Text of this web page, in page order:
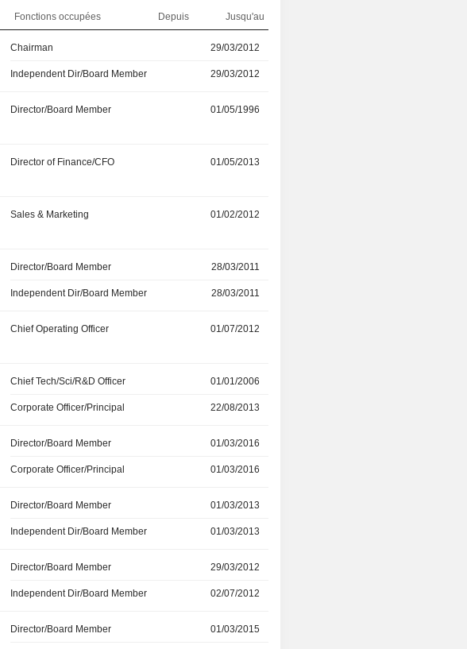
Fonctions occupées Depuis Jusqu'au
Chairman 29/03/2012
Independent Dir/Board Member 29/03/2012
Director/Board Member 01/05/1996
Director of Finance/CFO 01/05/2013
Sales & Marketing 01/02/2012
Director/Board Member 28/03/2011
Independent Dir/Board Member 28/03/2011
Chief Operating Officer 01/07/2012
Chief Tech/Sci/R&D Officer 01/01/2006
Corporate Officer/Principal 22/08/2013
Director/Board Member 01/03/2016
Corporate Officer/Principal 01/03/2016
Director/Board Member 01/03/2013
Independent Dir/Board Member 01/03/2013
Director/Board Member 29/03/2012
Independent Dir/Board Member 02/07/2012
Director/Board Member 01/03/2015